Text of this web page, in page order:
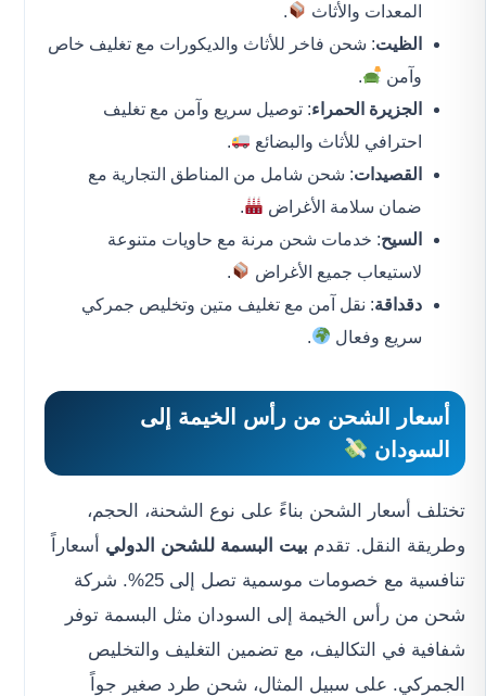
المعدات والأثاث
.
الظيت: شحن فاخر للأثاث والديكورات مع تغليف خاص
وآمن
.
الجزيرة الحمراء: توصيل سريع وآمن مع تغليف
احترافي للأثاث والبضائع
.
القصيدات: شحن شامل من المناطق التجارية مع
ضمان سلامة الأغراض
.
السيح: خدمات شحن مرنة مع حاويات متنوعة
لاستيعاب جميع الأغراض
.
دقداقة: نقل آمن مع تغليف متين وتخليص جمركي
سريع وفعال
.
أسعار الشحن من رأس الخيمة إلى
السودان
تختلف أسعار الشحن بناءً على نوع الشحنة، الحجم،
وطريقة النقل. تقدم بيت البسمة للشحن الدولي أسعاراً
تنافسية مع خصومات موسمية تصل إلى 25%. شركة
شحن من رأس الخيمة إلى السودان مثل البسمة توفر
شفافية في التكاليف، مع تضمين التغليف والتخليص
الجمركي. على سبيل المثال، شحن طرد صغير جواً